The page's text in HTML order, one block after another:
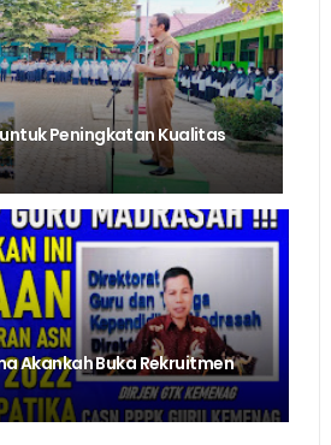
untuk Peningkatan Kualitas
Akankah Buka Rekruitmen